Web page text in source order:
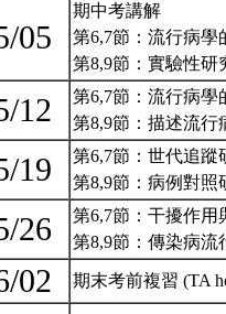
05
期中考講解
第6,7節：流行病學
第8,9節：實驗性
12
第6,7節：流行病學
第8,9節：描述流
19
第6,7節：世代追蹤
第8,9節：病例對
26
第6,7節：干擾作用
第8,9節：傳染病
02 期末考前複習 (TA